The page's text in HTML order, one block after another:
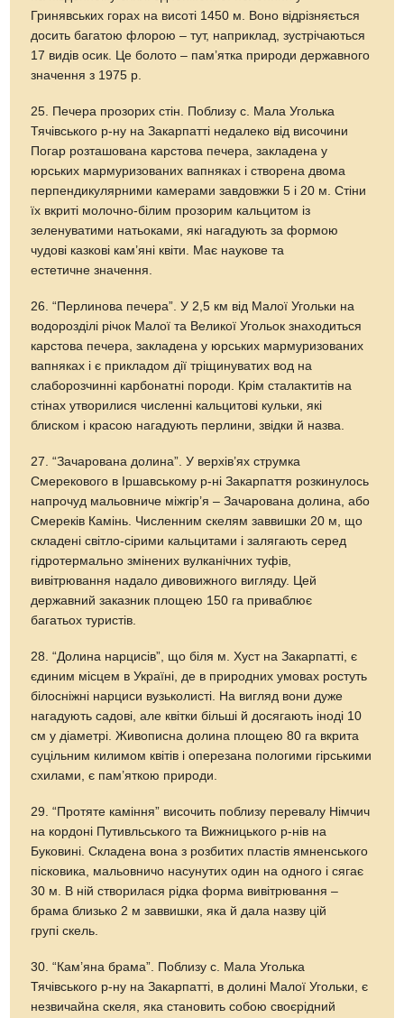
Гринявських горах на висоті 1450 м. Воно відрізняється
досить багатою флорою – тут, наприклад, зустрічаються
17 видів осик. Це болото – пам’ятка природи державного
значення з 1975 р.
25. Печера прозорих стін. Поблизу с. Мала Уголька
Тячівського р-ну на Закарпатті недалеко від височини
Погар розташована карстова печера, закладена у
юрських мармуризованих вапняках і створена двома
перпендикулярними камерами завдовжки 5 і 20 м. Стіни
їх вкриті молочно-білим прозорим кальцитом із
зеленуватими натьоками, які нагадують за формою
чудові казкові кам’яні квіти. Має наукове та
естетичне значення.
26. “Перлинова печера”. У 2,5 км від Малої Угольки на
водорозділі річок Малої та Великої Угольок знаходиться
карстова печера, закладена у юрських мармуризованих
вапняках і є прикладом дії тріщинуватих вод на
слаборозчинні карбонатні породи. Крім сталактитів на
стінах утворилися численні кальцитові кульки, які
блиском і красою нагадують перлини, звідки й назва.
27. “Зачарована долина”. У верхів’ях струмка
Смерекового в Іршавському р-ні Закарпаття розкинулось
напрочуд мальовниче міжгір’я – Зачарована долина, або
Смереків Камінь. Численним скелям заввишки 20 м, що
складені світло-сірими кальцитами і залягають серед
гідротермально змінених вулканічних туфів,
вивітрювання надало дивовижного вигляду. Цей
державний заказник площею 150 га приваблює
багатьох туристів.
28. “Долина нарцисів”, що біля м. Хуст на Закарпатті, є
єдиним місцем в Україні, де в природних умовах ростуть
білосніжні нарциси вузьколисті. На вигляд вони дуже
нагадують садові, але квітки більші й досягають іноді 10
см у діаметрі. Живописна долина площею 80 га вкрита
суцільним килимом квітів і оперезана пологими гірськими
схилами, є пам’яткою природи.
29. “Протяте каміння” височить поблизу перевалу Німчич
на кордоні Путивльського та Вижницького р-нів на
Буковині. Складена вона з розбитих пластів ямненського
пісковика, мальовничо насунутих один на одного і сягає
30 м. В ній створилася рідка форма вивітрювання –
брама близько 2 м заввишки, яка й дала назву цій
групі скель.
30. “Кам’яна брама”. Поблизу с. Мала Уголька
Тячівського р-ну на Закарпатті, в долині Малої Угольки, є
незвичайна скеля, яка становить собою своєрідний